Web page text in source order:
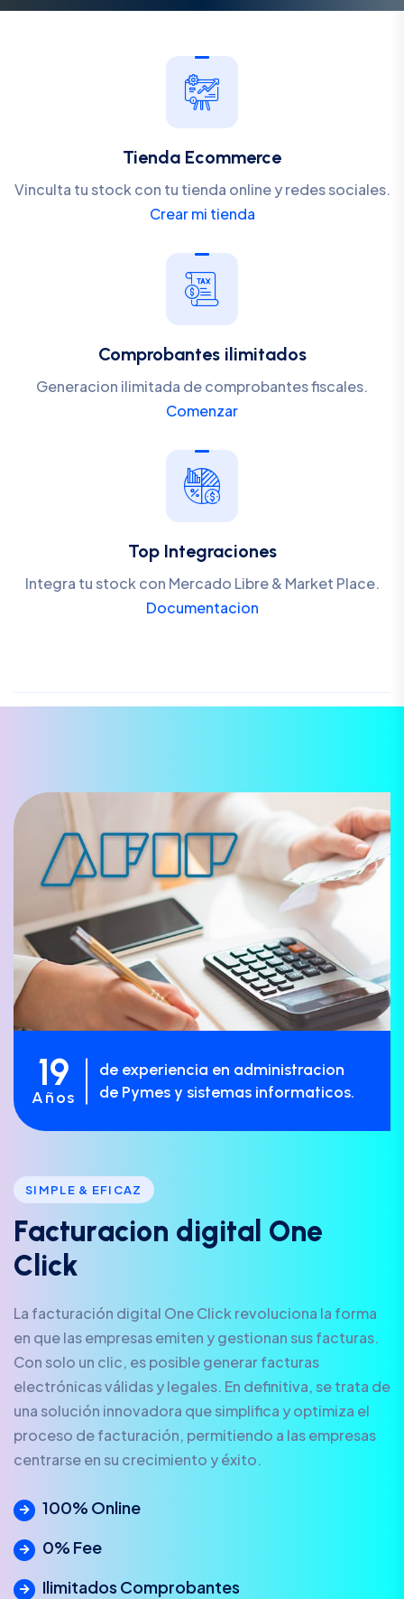
Tienda Ecommerce
Vinculta tu stock con tu tienda online y redes sociales.
Crear mi tienda
Comprobantes ilimitados
Generacion ilimitada de comprobantes fiscales.
Comenzar
Top Integraciones
Integra tu stock con Mercado Libre & Market Place.
Documentacion
19
Años
de experiencia en administracion
de Pymes y sistemas informaticos.
SIMPLE & EFICAZ
Facturacion d igita One
C ick
La facturación digital One Click revoluciona la forma
en que las empresas emiten y gestionan sus facturas.
Con solo un clic, es posible generar facturas
electrónicas válidas y legales. En definitiva, se trata de
una solución innovadora que simplifica y optimiza el
proceso de facturación, permitiendo a las empresas
centrarse en su crecimiento y éxito.
100% Online
0% Fee
Ilimitados Comprobantes